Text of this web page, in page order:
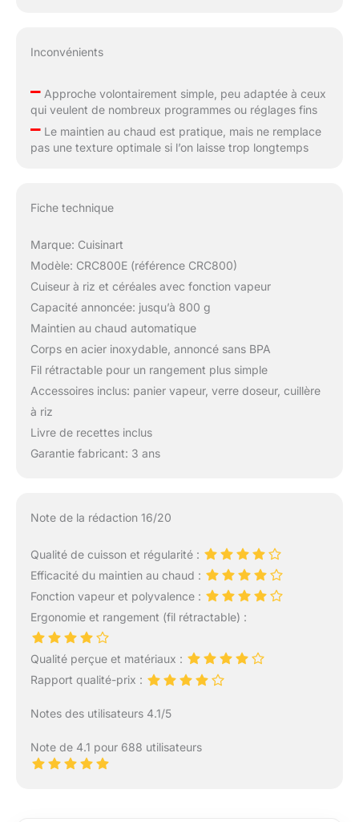
Inconvénients
–Approche volontairement simple, peu adaptée à ceux
qui veulent de nombreux programmes ou réglages fins
–Le maintien au chaud est pratique, mais ne remplace
pas une texture optimale si l’on laisse trop longtemps
Fiche technique
Marque: Cuisinart
Modèle: CRC800E (référence CRC800)
Cuiseur à riz et céréales avec fonction vapeur
Capacité annoncée: jusqu’à 800 g
Maintien au chaud automatique
Corps en acier inoxydable, annoncé sans BPA
Fil rétractable pour un rangement plus simple
Accessoires inclus: panier vapeur, verre doseur, cuillère
à riz
Livre de recettes inclus
Garantie fabricant: 3 ans
Note de la rédaction 16/20
Qualité de cuisson et régularité :
Efficacité du maintien au chaud :
Fonction vapeur et polyvalence :
Ergonomie et rangement (fil rétractable) :
Qualité perçue et matériaux :
Rapport qualité-prix :
Notes des utilisateurs 4.1/5
Note de 4.1 pour 688 utilisateurs